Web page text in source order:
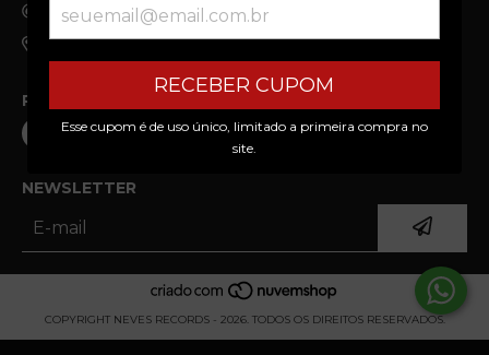
RECEBER CUPOM
Esse cupom é de uso único, limitado a primeira compra no
site.
neves.records@gmail.com
Av Giaconda Cibin, 108 - Jardim Brasilia, Americana/SP
REDES SOCIAIS
NEWSLETTER
COPYRIGHT NEVES RECORDS - 2026. TODOS OS DIREITOS RESERVADOS.